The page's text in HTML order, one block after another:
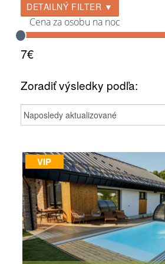
DETAILNÝ FILTER ▼
Cena za osobu na noc
7€
Zoradiť výsledky podľa:
VIP